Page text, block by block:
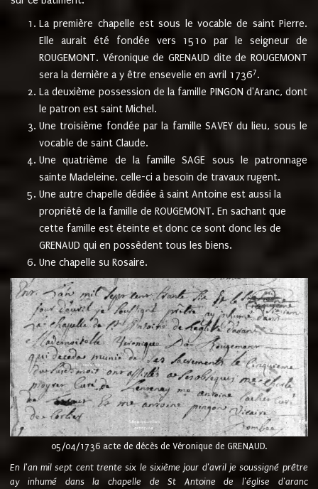
La première chapelle est sous le vocable de saint Pierre.
Elle aurait été fondée vers 1510 par le seigneur de
ROUGEMONT. Véronique de GRENAUD dite de ROUGEMONT
sera la dernière a y être ensevelie en avril 17367.
La deuxième possession de la famille PINGON d'Aranc, dont
le patron est saint Michel.
Une troisième fondée par la famille SAVEY du lieu, sous le
vocable de saint Claude.
Une quatrième de la famille SAGE sous le patronnage
sainte Madeleine. celle-ci a besoin de travaux rugent.
Une autre chapelle dédiée à saint Antoine est aussi la
propriété de la famille de ROUGEMONT. En sachant que
cette famille est éteinte et donc ce sont donc les de
GRENAUD qui en possèdent tous les biens.
Une chapelle su Rosaire.
05/04/1736 acte de décès de Véronique de GRENAUD.
En l'an mil sept cent trente six le sixième jour d'avril je soussigné prêtre
ay inhumé dans la chapelle de St Antoine de l'église d'aranc